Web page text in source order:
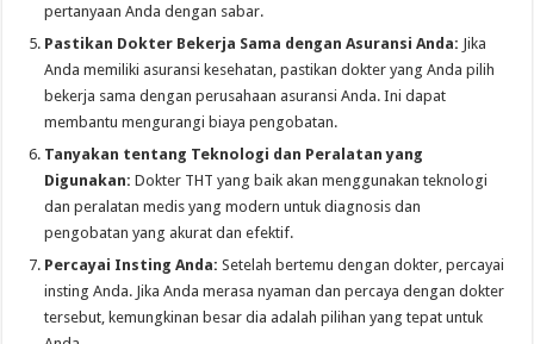
pertanyaan Anda dengan sabar.
Pastikan Dokter Bekerja Sama dengan Asuransi Anda: Jika
Anda memiliki asuransi kesehatan, pastikan dokter yang Anda pilih
bekerja sama dengan perusahaan asuransi Anda. Ini dapat
membantu mengurangi biaya pengobatan.
Tanyakan tentang Teknologi dan Peralatan yang
Digunakan: Dokter THT yang baik akan menggunakan teknologi
dan peralatan medis yang modern untuk diagnosis dan
pengobatan yang akurat dan efektif.
Percayai Insting Anda: Setelah bertemu dengan dokter, percayai
insting Anda. Jika Anda merasa nyaman dan percaya dengan dokter
tersebut, kemungkinan besar dia adalah pilihan yang tepat untuk